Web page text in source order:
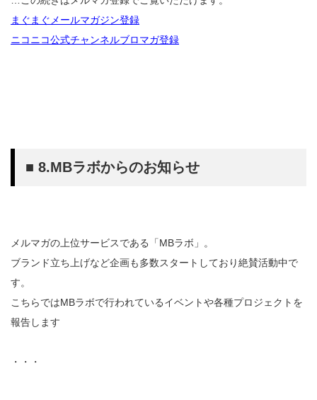
まぐまぐメールマガジン登録
ニコニコ公式チャンネルブロマガ登録
■ 8.MBラボからのお知らせ
メルマガの上位サービスである「MBラボ」。
ブランド立ち上げなど企画も多数スタートしており絶賛活動中で
す。
こちらではMBラボで行われているイベントや各種プロジェクトを
報告します
・・・